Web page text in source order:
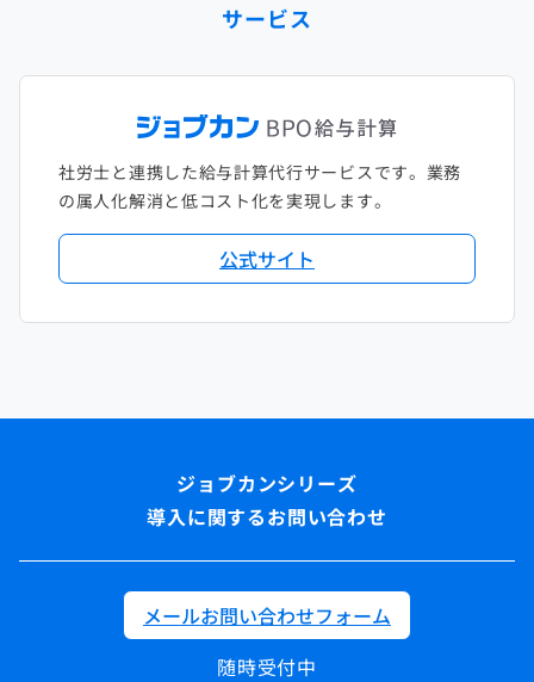
サービス
社労士と連携した給与計算代行サービスです。業務
の属人化解消と低コスト化を実現します。
公式サイト
導入に関するお問い合わせ
メールお問い合わせフォーム
随時受付中